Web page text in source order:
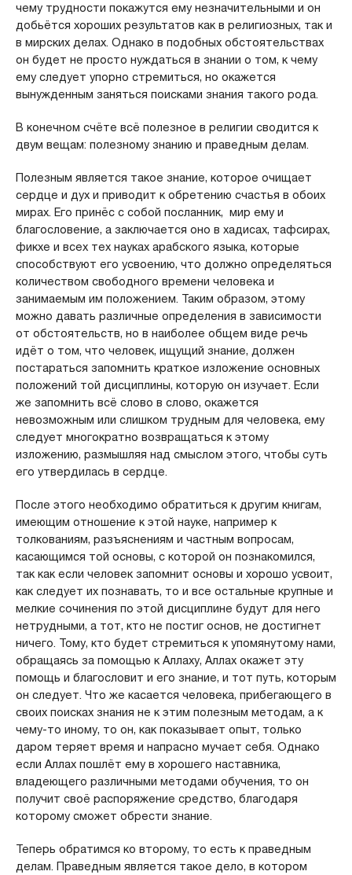
чему трудности покажутся ему незначительными и он
добьётся хороших результатов как в религиозных, так и
в мирских делах. Однако в подобных обстоятельствах
он будет не просто нуждаться в знании о том, к чему
ему следует упорно стремиться, но окажется
вынужденным заняться поисками знания такого рода.
В конечном счёте всё полезное в религии сводится к
двум вещам: полезному знанию и праведным делам.
Полезным является такое знание, которое очищает
сердце и дух и приводит к обретению счастья в обоих
мирах. Его принёс с собой посланник, мир ему и
благословение, а заключается оно в хадисах, тафсирах,
фикхе и всех тех науках арабского языка, которые
способствуют его усвоению, что должно определяться
количеством свободного времени человека и
занимаемым им положением. Таким образом, этому
можно давать различные определения в зависимости
от обстоятельств, но в наиболее общем виде речь
идёт о том, что человек, ищущий знание, должен
постараться запомнить краткое изложение основных
положений той дисциплины, которую он изучает. Если
же запомнить всё слово в слово, окажется
невозможным или слишком трудным для человека, ему
следует многократно возвращаться к этому
изложению, размышляя над смыслом этого, чтобы суть
его утвердилась в сердце.
После этого необходимо обратиться к другим книгам,
имеющим отношение к этой науке, например к
толкованиям, разъяснениям и частным вопросам,
касающимся той основы, с которой он познакомился,
так как если человек запомнит основы и хорошо усвоит,
как следует их познавать, то и все остальные крупные и
мелкие сочинения по этой дисциплине будут для него
нетрудными, а тот, кто не постиг основ, не достигнет
ничего. Тому, кто будет стремиться к упомянутому нами,
обращаясь за помощью к Аллаху, Аллах окажет эту
помощь и благословит и его знание, и тот путь, которым
он следует. Что же касается человека, прибегающего в
своих поисках знания не к этим полезным методам, а к
чему-то иному, то он, как показывает опыт, только
даром теряет время и напрасно мучает себя. Однако
если Аллах пошлёт ему в хорошего наставника,
владеющего различными методами обучения, то он
получит своё распоряжение средство, благодаря
которому сможет обрести знание.
Теперь обратимся ко второму, то есть к праведным
делам. Праведным является такое дело, в котором